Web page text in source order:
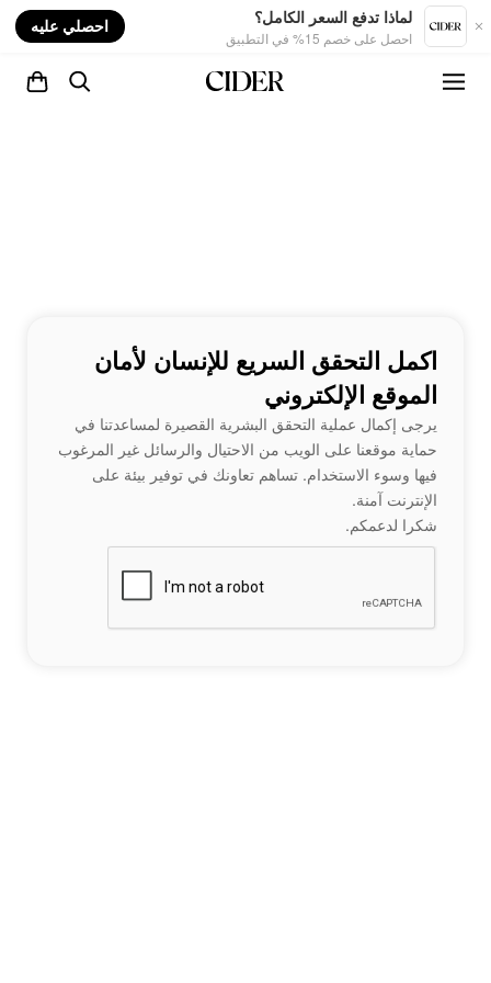
لماذا تدفع السعر الكامل؟
احصل على خصم 15% في التطبيق
احصلي عليه
اكمل التحقق السريع للإنسان لأمان
الموقع الإلكتروني
يرجى إكمال عملية التحقق البشرية القصيرة لمساعدتنا في
حماية موقعنا على الويب من الاحتيال والرسائل غير المرغوب
فيها وسوء الاستخدام. تساهم تعاونك في توفير بيئة على
الإنترنت آمنة.
شكرا لدعمكم.